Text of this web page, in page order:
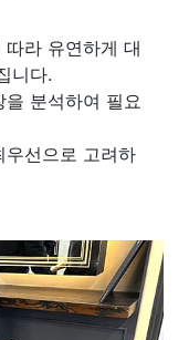
라 유연하게 대
니다.
분석하여 필요
우선으로 고려하